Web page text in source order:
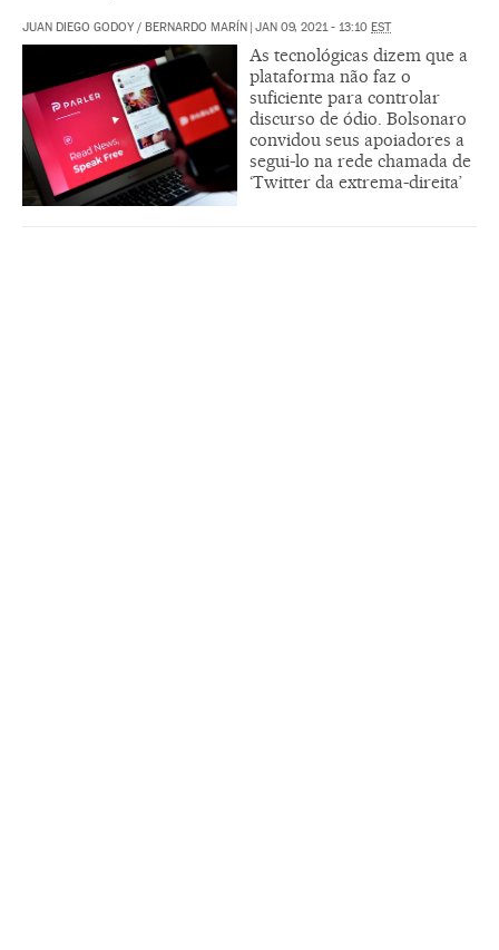
JUAN DIEGO GODOY / BERNARDO MARÍN | JAN 09, 2021 - 13:10 EST
As tecnológicas dizem que a
plataforma não faz o
suficiente para controlar
discurso de ódio. Bolsonaro
convidou seus apoiadores a
segui-lo na rede chamada de
‘Twitter da extrema-direita’